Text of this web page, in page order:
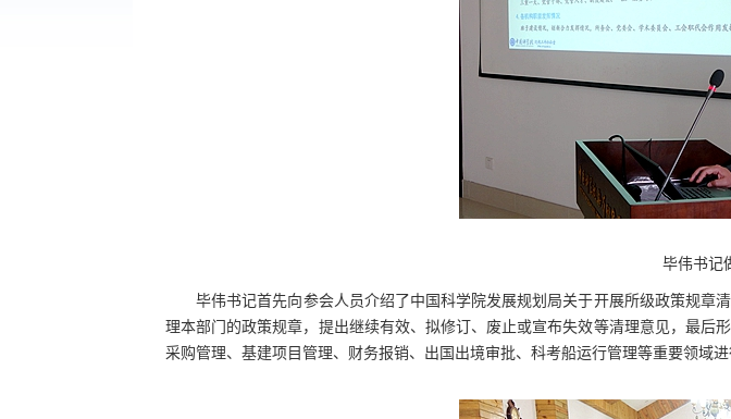
毕伟书记
毕伟书记首先向参会人员介绍了中国科学院发展规划局关于开展所级政策规章
理本部门的政策规章，提出继续有效、拟修订、废止或宣布失效等清理意见，最
采购管理、基建项目管理、财务报销、出国出境审批、科考船运行管理等重要领域